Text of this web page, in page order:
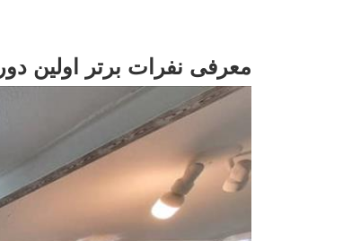
معرفی نفرات برتر اولین